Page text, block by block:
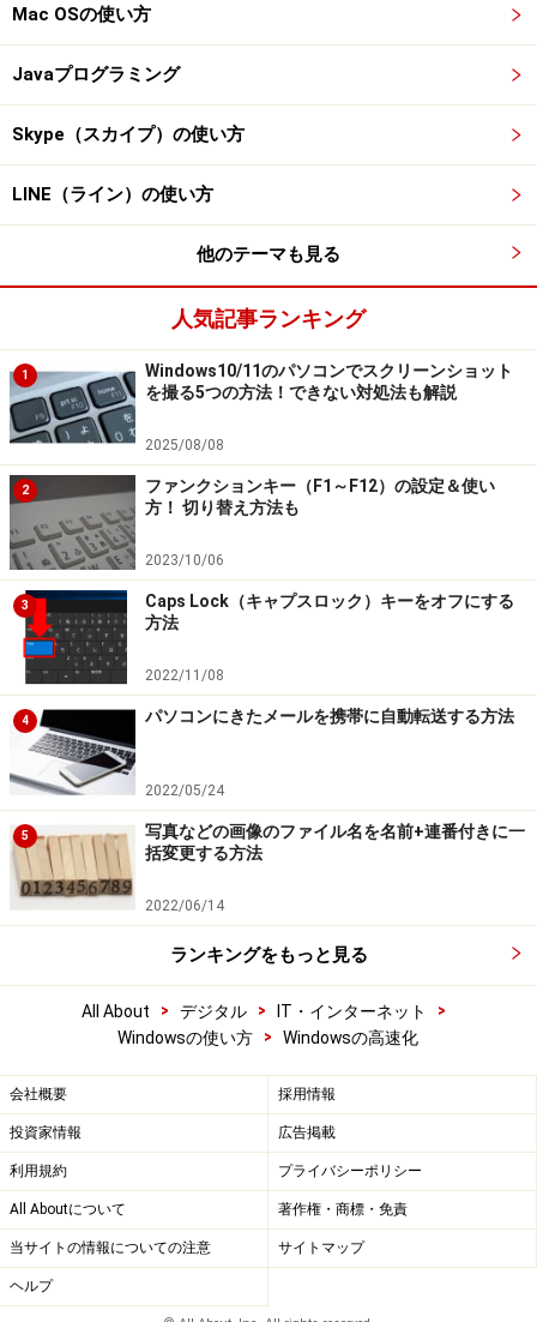
Mac OSの使い方
Javaプログラミング
Skype（スカイプ）の使い方
LINE（ライン）の使い方
他のテーマも見る
人気記事ランキング
1
Windows10/11のパソコンでスクリーンショット
を撮る5つの方法！できない対処法も解説
2025/08/08
2
ファンクションキー（F1～F12）の設定＆使い
方！ 切り替え方法も
2023/10/06
3
Caps Lock（キャプスロック）キーをオフにする
方法
2022/11/08
4 パソコンにきたメールを携帯に自動転送する方法
2022/05/24
5
写真などの画像のファイル名を名前+連番付きに一
括変更する方法
2022/06/14
ランキングをもっと見る
All About > デジタル > IT・インターネット
>
Windowsの使い方
> Windowsの高速化
会社概要 採用情報
投資家情報 広告掲載
利用規約 プライバシーポリシー
All Aboutについて 著作権・商標・免責
当サイトの情報についての注意 サイトマップ
ヘルプ